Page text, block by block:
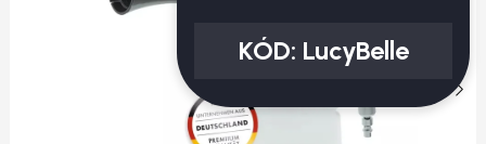
KÓD: LucyBelle